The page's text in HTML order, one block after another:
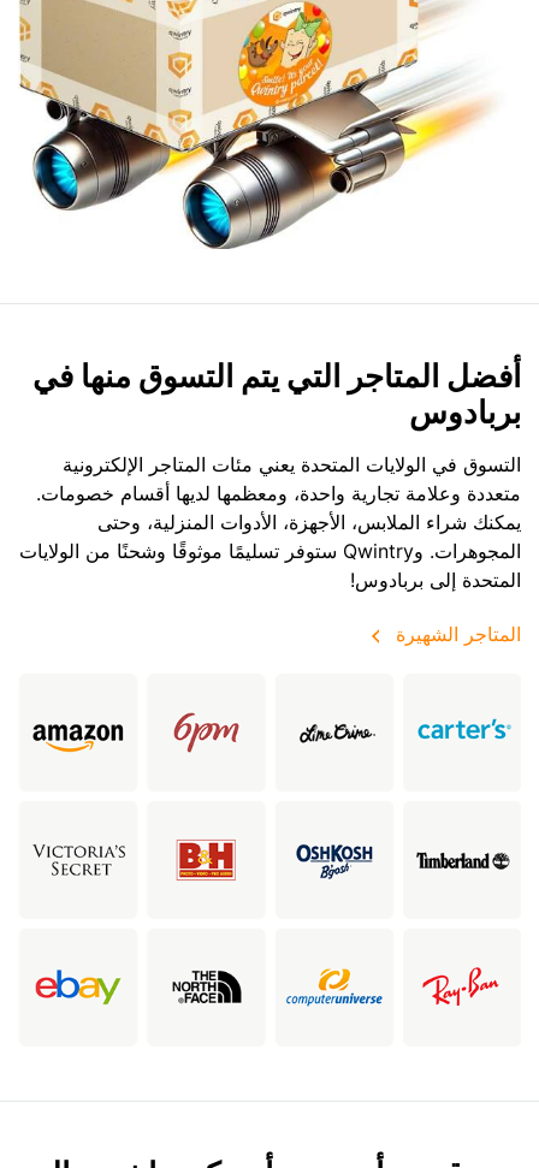
أفضل المتاجر التي يتم التسوق منها في
بربادوس
التسوق في الولايات المتحدة يعني مئات المتاجر الإلكترونية
متعددة وعلامة تجارية واحدة، ومعظمها لديها أقسام خصومات.
يمكنك شراء الملابس، الأجهزة، الأدوات المنزلية، وحتى
المجوهرات. وQwintry ستوفر تسليمًا موثوقًا وشحنًا من الولايات
المتحدة إلى بربادوس!
المتاجر الشهيرة